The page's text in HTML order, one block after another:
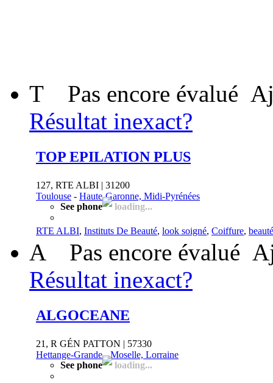
T Pas encore évalué
Résultat inexact?
TOP EPILATION PLUS
127, RTE ALBI | 31200
Toulouse - Haute-Garonne, Midi-Pyrénées
See phone
loading...
RTE ALBI, Instituts De Beauté, look soigné, Coiffure,
A Pas encore évalué
Résultat inexact?
ALGOCEANE
21, R GÉN PATTON | 57330
Hettange-Grande-Moselle, Lorraine
See phone
loading...